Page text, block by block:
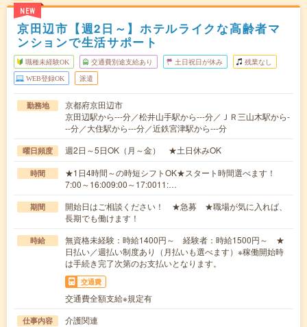
NEW
京田辺市【週2日～】ホテルライクな高齢者マ
ンションで生活サポート
職種未経験OK 交通費別途支給あり 土日祝日が休み 残業なし
WEB登録OK 派遣
勤務地
京都府京田辺市
京田辺駅から---分／松井山手駅から---分／ＪＲ三山木駅から-
--分／大住駅から---分／近鉄宮津駅から---分
曜日頻度 週2日～5日OK（月～金） ★土日休みOK
時間
★1日4時間～の時短シフトOK★スタート時間選べます！
7:00～16:009:00～17:0011:…
期間
開始日はご相談ください！ ★急募 ★職場が気に入れば、
長期でも働けます！
時給
無資格未経験：時給1400円～ 経験者：時給1500円～ ★
日払い／週払い制度あり（月払いも選べます）※稼働開始時
は手続き完了次第のお支払いとなります。
交通費
交通費全額支給※規定有
仕事内容
介護関連